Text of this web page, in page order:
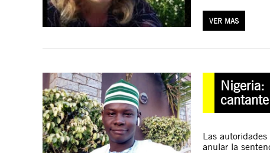
VER MAS
Nigeria:
Las
anular la